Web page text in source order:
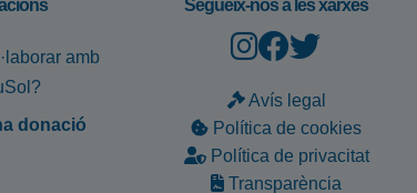
amb
donació
Segueix-nos a les xarxes
Avís legal
Política de cookies
Política de privacitat
Transparència